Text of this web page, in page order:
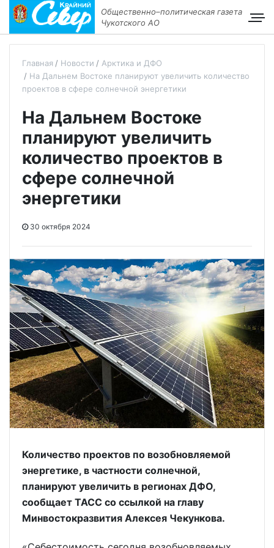
Общественно–политическая газета
Чукотского АО
Главная Новости
Арктика и ДФО
На Дальнем Востоке планируют увеличить количество
проектов в сфере солнечной энергетики
На Дальнем Востоке
планируют увеличить
количество проектов в
сфере солнечной
энергетики
30 октября 2024
Количество проектов по возобновляемой
энергетике, в частности солнечной,
планируют увеличить в регионах ДФО,
сообщает ТАСС со ссылкой на главу
Минвостокразвития Алексея Чекункова.